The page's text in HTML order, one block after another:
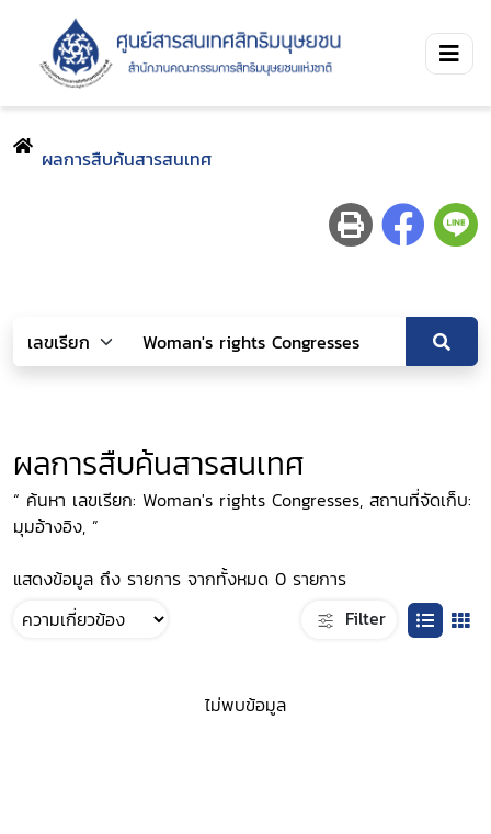
ผลการสืบค้นสารสนเทศ
ผลการสืบค้นสารสนเทศ
“ ค้นหา เลขเรียก: Woman's rights Congresses, สถานที่จัดเก็บ:
มุมอ้างอิง, ”
แสดงข้อมูล ถึง รายการ จากทั้งหมด 0 รายการ
Filter
ไม่พบข้อมูล